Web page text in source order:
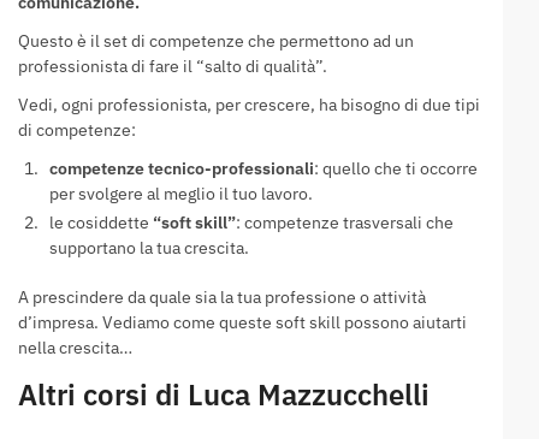
Questo è il set di competenze che permettono ad un
professionista di fare il “salto di qualità”.
Vedi, ogni professionista, per crescere, ha bisogno di due tipi
di competenze:
competenze tecnico-professionali: quello che ti occorre
per svolgere al meglio il tuo lavoro.
le cosiddette “soft skill”: competenze trasversali che
supportano la tua crescita.
A prescindere da quale sia la tua professione o attività
d’impresa. Vediamo come queste soft skill possono aiutarti
nella crescita…
Altri corsi di Luca Mazzucchelli